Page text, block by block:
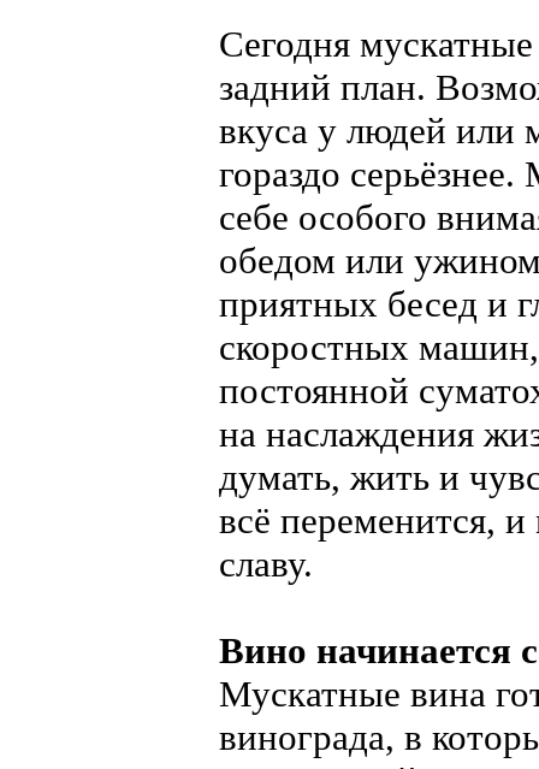
Сегодня
задний план.
вкуса у людей или
гораздо
себе особого
обедом или
приятных бесед и
скоростных
постоянной
на наслаждения
думать, жить и
всё переменится,
славу.
Вино начинается
Мускатные вина
винограда, в